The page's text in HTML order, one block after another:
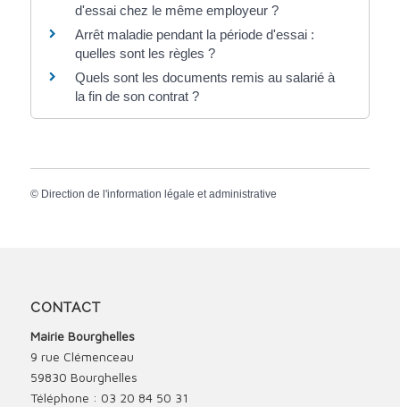
d'essai chez le même employeur ?
Arrêt maladie pendant la période d'essai :
quelles sont les règles ?
Quels sont les documents remis au salarié à
la fin de son contrat ?
© Direction de l'information légale et administrative
CONTACT
Mairie Bourghelles
9 rue Clémenceau
59830 Bourghelles
Téléphone : 03 20 84 50 31